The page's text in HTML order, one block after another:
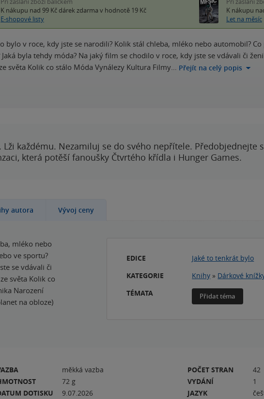
K nákupu nad 99 Kč dárek zdarma v hodnotě 19 Kč
E-shopové listy
K nákupu
Let na měsíc
bylo v roce, kdy jste se narodili? Kolik stál chleba, mléko nebo automobil?
byla tehdy móda? Na jaký film se chodilo v roce, kdy jste se vdávali či
světa Kolik co stálo Móda Vynálezy Kultura Filmy… Přejít na celý popis
Lži každému. Nezamiluj se do svého nepřítele. Předobjednejte
která potěší fanoušky Čtvrtého křídla i Hunger Games.
autora Vývoj ceny
mléko nebo
ve sportu?
se vdávali či
světa Kolik co
Narození
na obloze)
EDICE
Jaké to tenkrát bylo
KATEGORIE
Knihy » Dárkové
TÉMATA
Přidat téma
měkká vazba
72 g
DOTISKU
9.07.2026
POČET STRAN
42
VYDÁNÍ
1
JAZYK